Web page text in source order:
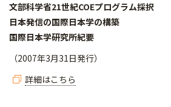
文部科学省21世紀COEプログラム採択
日本発信の国際日本学の構築
国際日本学研究所紀要
（2007年3月31日発行）
詳細はこちら